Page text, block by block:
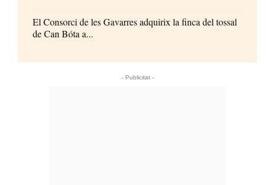
El Consorci de les Gavarres adquirix la finca del tossal
de Can Bóta a...
- Publicitat -